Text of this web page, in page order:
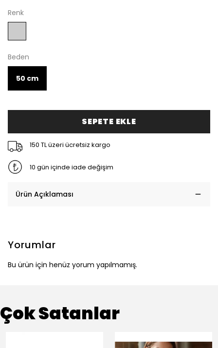
Renk
Beden
50 cm
SEPETE EKLE
150 TL üzeri ücretsiz kargo
10 gün içinde iade değişim
Ürün Açıklaması
Yorumlar
Bu ürün için henüz yorum yapılmamış.
Çok Satanlar